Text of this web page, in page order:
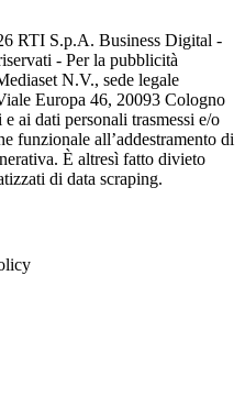
RTI S.p.A. Business Digital -
- Per la pubblicità
N.V., sede legale
Europa 46, 20093 Cologno
ai dati personali trasmessi e/o
funzionale all’addestramento di
È altresì fatto divieto
di data scraping.